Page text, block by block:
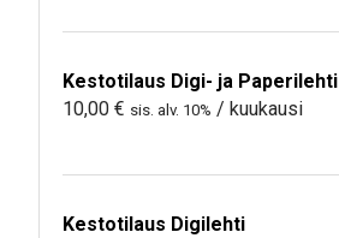
Kestotilaus Digi- ja Paperilehti
10,00 € sis. alv. 10% / kuukausi
Kestotilaus Digilehti